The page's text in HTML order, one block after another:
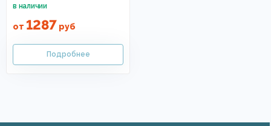
от 1287 руб